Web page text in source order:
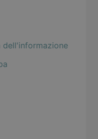
dell'informazione